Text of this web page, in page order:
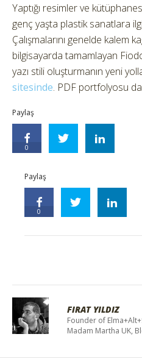
Yaptığı resimler ve
genç yaşta plastik sanatlara
Çalışmalarını genelde kalem
bilgisayarda tamamlayan
yazı stili oluşturmanın yeni
sitesinde. PDF portfolyosu da
Paylaş
0
Paylaş
0
FIRAT YILDIZ
Founder of
Madam Martha UK,